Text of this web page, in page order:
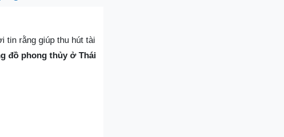
tin rằng giúp thu hút tài
đồ phong thủy ở Thái